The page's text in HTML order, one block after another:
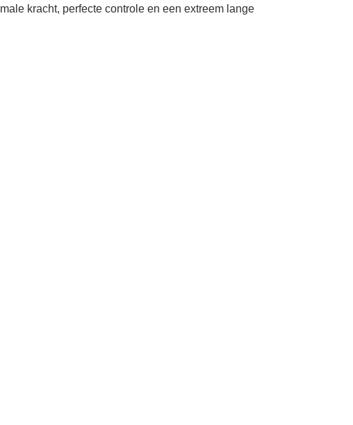
kracht, perfecte controle en een extreem lange